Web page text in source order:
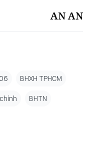
AN AN
BHXH TPHCM
BHTN